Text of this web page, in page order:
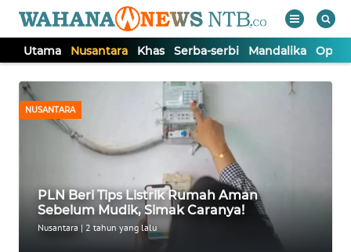
Utama Nusantara Khas Serba-serbi Mandalika Opini
NUSANTARA
PLN Beri Tips Listrik Rumah Aman
Sebelum Mudik, Simak Caranya!
Nusantara| 2 tahun yang lalu
Tutup
KHAS